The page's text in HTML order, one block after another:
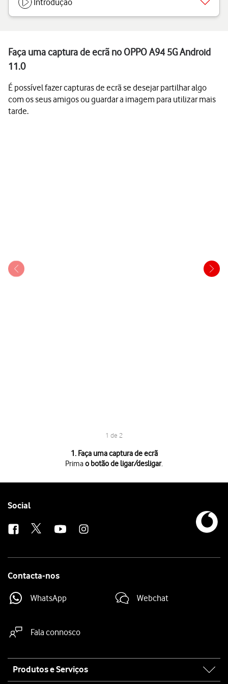
Introdução
Faça uma captura de ecrã no OPPO A94 5G Android
11.0
É possível fazer capturas de ecrã se desejar partilhar algo
com os seus amigos ou guardar a imagem para utilizar mais
tarde.
1 de 2
1. Faça uma captura de ecrã
Primao botão de ligar/desligar.
Simultaneamente primao botão inferior de volume, mantendo
Follow
Social
Contacta-nos
WhatsApp Webchat
Fala connosco
map
Produtos e Serviços